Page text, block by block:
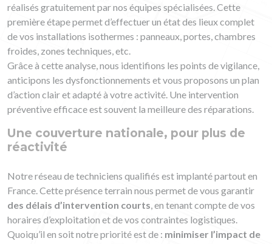
réalisés gratuitement par nos équipes spécialisées. Cette
première étape permet d’effectuer un état des lieux complet
de vos installations isothermes : panneaux, portes, chambres
froides, zones techniques, etc.
Grâce à cette analyse, nous identifions les points de vigilance,
anticipons les dysfonctionnements et vous proposons un plan
d’action clair et adapté à votre activité. Une intervention
préventive efficace est souvent la meilleure des réparations.
Une couverture nationale, pour plus de
réactivité
Notre réseau de techniciens qualifiés est implanté partout en
France. Cette présence terrain nous permet de vous garantir
des délais d’intervention courts , en tenant compte de vos
horaires d’exploitation et de vos contraintes logistiques.
Quoiqu’il en soit notre priorité est de : minimiser l’impact de